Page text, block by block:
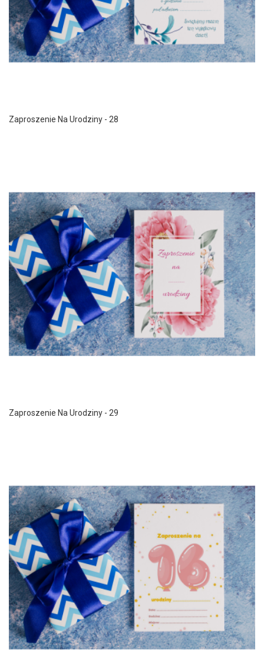
Zaproszenie Na Urodziny - 28
Zaproszenie Na Urodziny - 29